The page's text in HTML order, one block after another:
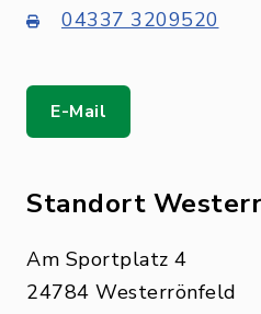
04337 3209520
E-Mail
Standort
Am Sportplatz 4
24784 Westerrönfeld